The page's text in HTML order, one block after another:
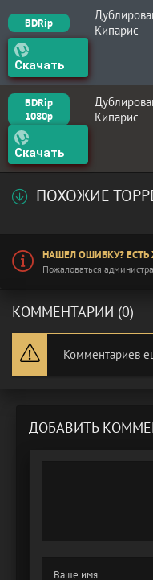
BDRip
Кипарис
Скачать
BDRip
1080p
Кипарис
Скачать
ПОХОЖИЕ
НАШЕЛ ОШИБКУ?
Пожаловаться
КОММЕНТАРИИ (0)
Комментариев
ДОБАВИТЬ